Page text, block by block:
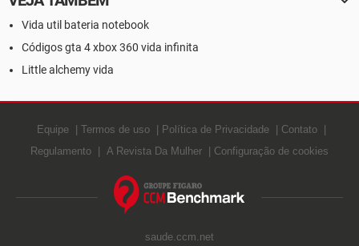
Vida util bateria notebook
Códigos gta 4 xbox 360 vida infinita
Little alchemy vida
Equipe Termos de uso Política de Privacidade
Contato
Regulamento
A Revista Da Mulher Configuração de cookies
saude.ccm.net